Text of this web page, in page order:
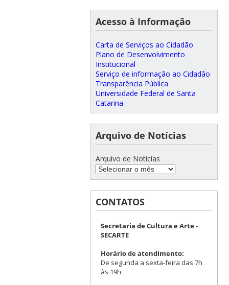
Acesso à Informação
Carta de Serviços ao Cidadão
Plano de Desenvolvimento
Institucional
Serviço de informação ao Cidadão
Transparência Pública
Universidade Federal de Santa
Catarina
Arquivo de Notícias
Arquivo de Notícias
CONTATOS
Secretaria de Cultura e Arte -
SECARTE
Horário de atendimento:
De segunda a sexta-feira das 7h
às 19h